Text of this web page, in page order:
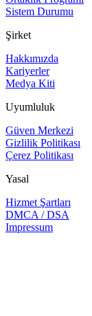
Sistem Durumu
Şirket
Hakkımızda
Kariyerler
Medya Kiti
Uyumluluk
Güven Merkezi
Gizlilik Politikası
Çerez Politikası
Yasal
Hizmet Şartları
DMCA / DSA
Impressum